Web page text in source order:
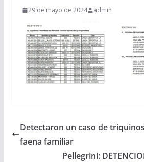
29 de mayo de 2024 admin
Detectaron un caso de
faena familiar
Pellegrini: